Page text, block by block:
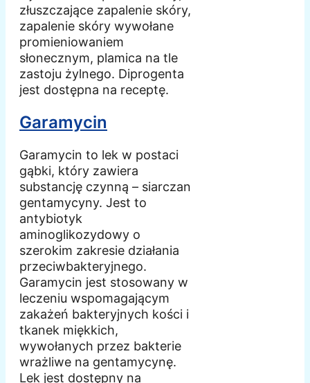
złuszczające zapalenie skóry,
zapalenie skóry wywołane
promieniowaniem
słonecznym, plamica na tle
zastoju żylnego. Diprogenta
jest dostępna na receptę.
Garamycin
Garamycin to lek w postaci
gąbki, który zawiera
substancję czynną – siarczan
gentamycyny. Jest to
antybiotyk
aminoglikozydowy o
szerokim zakresie działania
przeciwbakteryjnego.
Garamycin jest stosowany w
leczeniu wspomagającym
zakażeń bakteryjnych kości i
tkanek miękkich,
wywołanych przez bakterie
wrażliwe na gentamycynę.
Lek jest dostępny na